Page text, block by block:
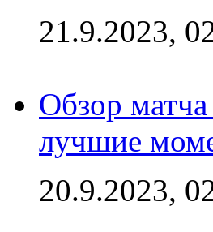
21.9.2023,
Обзор
лучшие
20.9.2023,